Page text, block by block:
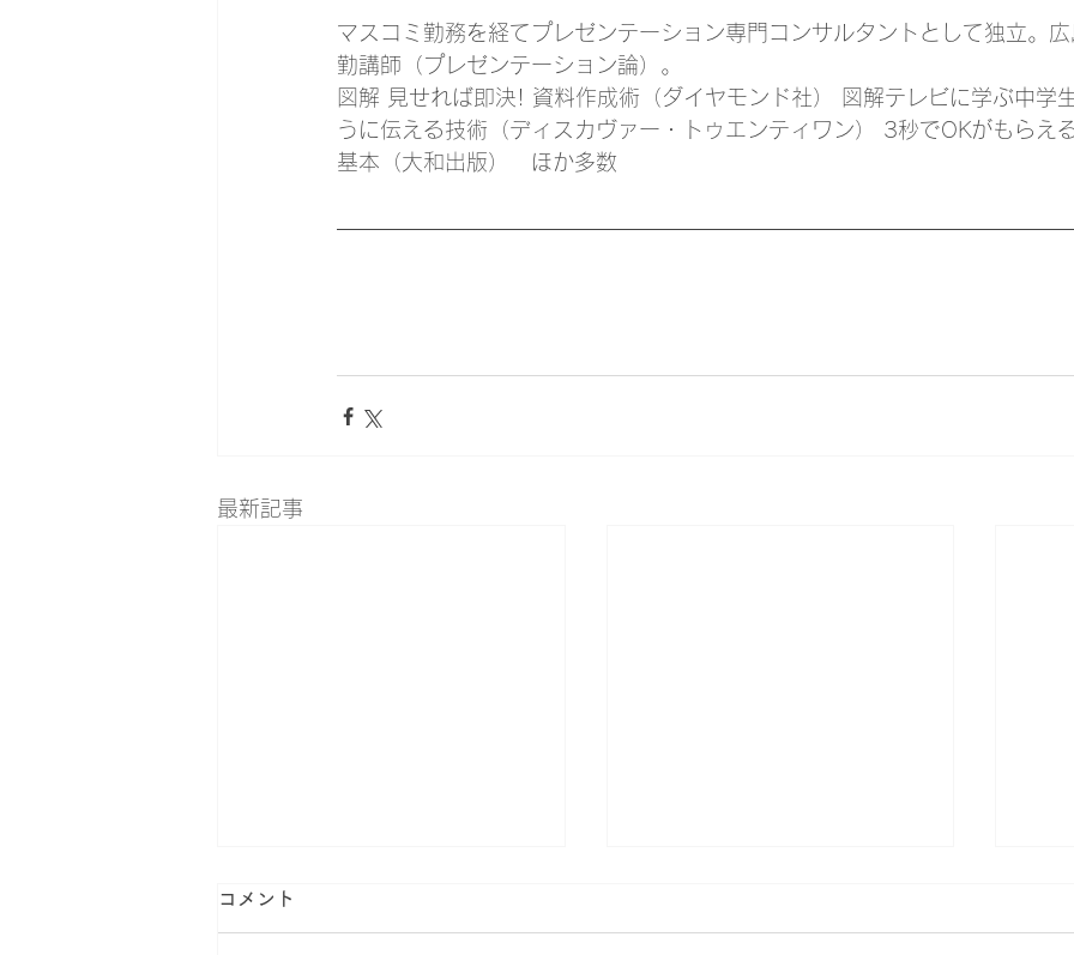
マスコミ勤務を経てプレゼンテーション専門コンサルタントとして独立。
勤講師（プレゼンテーション論）。
図解 見せれば即決! 資料作成術（ダイヤモンド社） 図解テレビに学ぶ中学
うに伝える技術（ディスカヴァー・トゥエンティワン） 3秒でOKがもらえ
基本（大和出版）　ほか多数
最新記事
コメント